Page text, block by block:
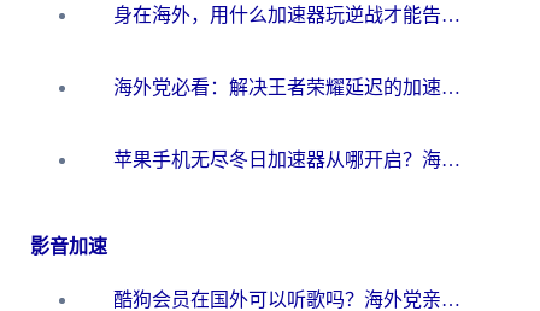
身在海外，用什么加速器玩逆战才能告别延迟？
海外党必看：解决王者荣耀延迟的加速器终极指南——从EVE到猫和老鼠，一个工具全搞定
苹果手机无尽冬日加速器从哪开启？海外玩家的冬日生存指南
影音加速
酷狗会员在国外可以听歌吗？海外党亲测有效：3步解决音乐权限难题